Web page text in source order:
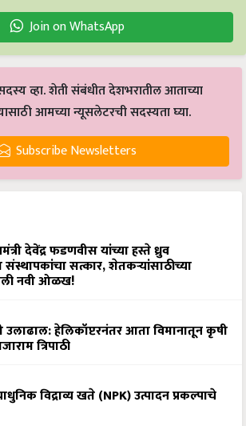
Join on WhatsApp
व्हा. शेती संबंधीत देशभरातील आताच्या
आमच्या न्यूसलेटरची सदस्यता घ्या.
Subscribe Newsletters
देवेंद्र फडणवीस यांच्या हस्ते ध्रुव
संस्थापकांचा सत्कार, शेतकऱ्यांसाठीच्या
नवी ओळख!
हेलिकॉप्टरनंतर आता विमानातून कृषी
त्रिपाठी
विद्राव्य खते (NPK) उत्पादन प्रकल्पाचे